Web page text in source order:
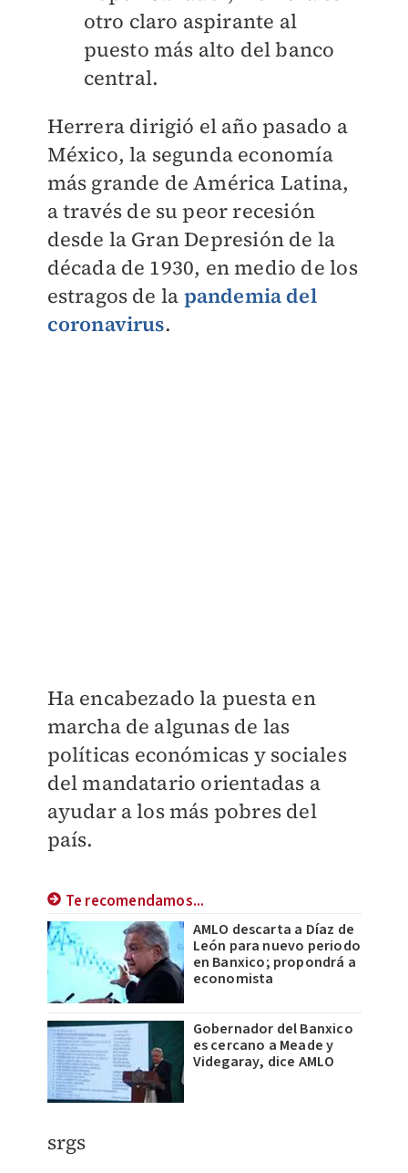
otro claro aspirante al
puesto más alto del banco
central.
Herrera dirigió el año pasado a
México, la segunda economía
más grande de América Latina,
a través de su peor recesión
desde la Gran Depresión de la
década de 1930, en medio de los
estragos de la pandemia del
coronavirus.
Ha encabezado la puesta en
marcha de algunas de las
políticas económicas y sociales
del mandatario orientadas a
ayudar a los más pobres del
país.
Te recomendamos...
AMLO descarta a Díaz de
León para nuevo periodo
en Banxico; propondrá a
economista
Gobernador del Banxico
es cercano a Meade y
Videgaray, dice AMLO
srgs